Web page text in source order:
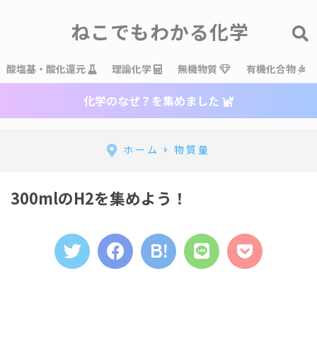
ねこでもわかる化学
酸塩基・酸化還元 理論化学 無機物質 有機化合物
化学のなぜ？を集めました
ホーム 物質量
300mlのH2を集めよう！